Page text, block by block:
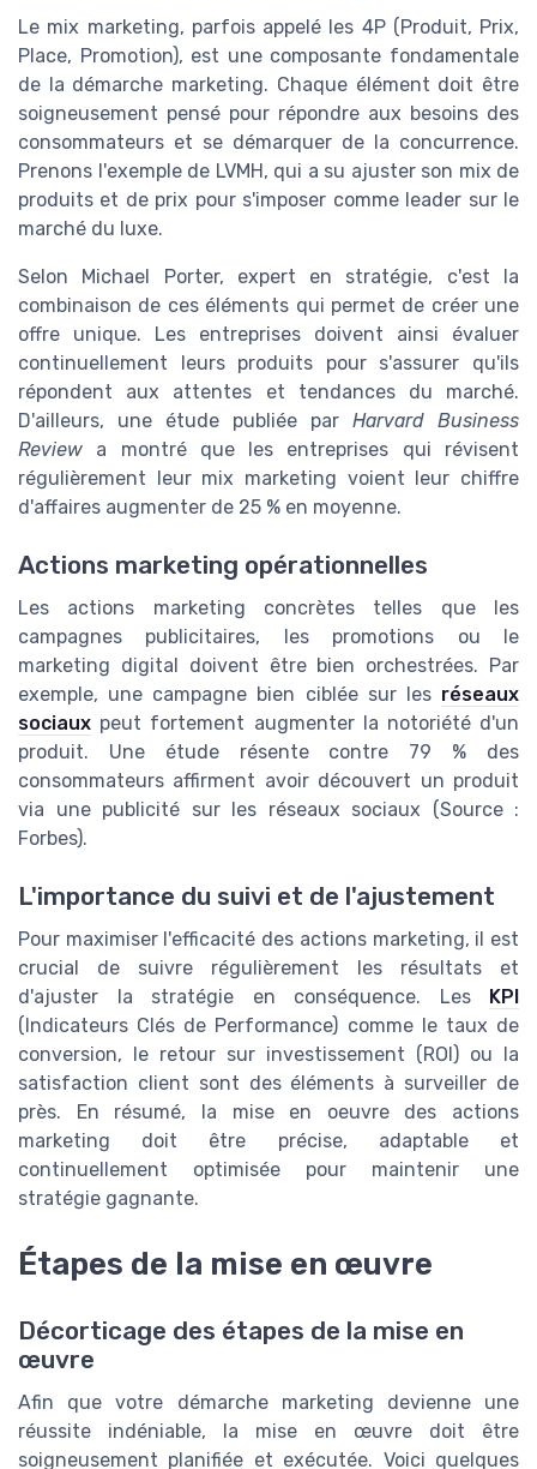
Le mix marketing, parfois appelé les 4P (Produit, Prix,
Place, Promotion), est une composante fondamentale
de la démarche marketing. Chaque élément doit être
soigneusement pensé pour répondre aux besoins des
consommateurs et se démarquer de la concurrence.
Prenons l'exemple de LVMH, qui a su ajuster son mix de
produits et de prix pour s'imposer comme leader sur le
marché du luxe.
Selon Michael Porter, expert en stratégie, c'est la
combinaison de ces éléments qui permet de créer une
offre unique. Les entreprises doivent ainsi évaluer
continuellement leurs produits pour s'assurer qu'ils
répondent aux attentes et tendances du marché.
D'ailleurs, une étude publiée par Harvard Business
Review a montré que les entreprises qui révisent
régulièrement leur mix marketing voient leur chiffre
d'affaires augmenter de 25 % en moyenne.
Actions marketing opérationnelles
Les actions marketing concrètes telles que les
campagnes publicitaires, les promotions ou le
marketing digital doivent être bien orchestrées. Par
exemple, une campagne bien ciblée sur les réseaux
sociaux peut fortement augmenter la notoriété d'un
produit. Une étude résente contre 79 % des
consommateurs affirment avoir découvert un produit
via une publicité sur les réseaux sociaux (Source :
Forbes).
L'importance du suivi et de l'ajustement
Pour maximiser l'efficacité des actions marketing, il est
crucial de suivre régulièrement les résultats et
d'ajuster la stratégie en conséquence. Les
KPI
(Indicateurs Clés de Performance) comme le taux de
conversion, le retour sur investissement (ROI) ou la
satisfaction client sont des éléments à surveiller de
près. En résumé, la mise en oeuvre des actions
marketing doit être précise, adaptable et
continuellement optimisée pour maintenir une
stratégie gagnante.
Étapes de la mise en œuvre
Décorticage des étapes de la mise en
œuvre
Afin que votre démarche marketing devienne une
réussite indéniable, la mise en œuvre doit être
soigneusement planifiée et exécutée. Voici quelques